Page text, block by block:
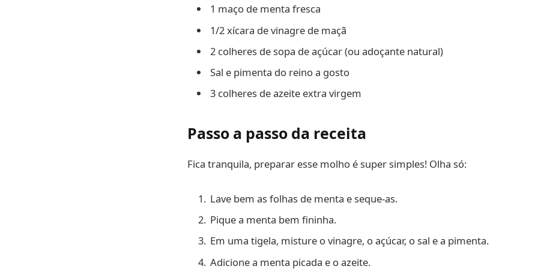
1 maço de menta fresca
1/2 xícara de vinagre de maçã
2 colheres de sopa de açúcar (ou adoçante natural)
Sal e pimenta do reino a gosto
3 colheres de azeite extra virgem
Passo a passo da receita
Fica tranquila, preparar esse molho é super simples! Olha só:
Lave bem as folhas de menta e seque-as.
Pique a menta bem fininha.
Em uma tigela, misture o vinagre, o açúcar, o sal e a pimenta.
Adicione a menta picada e o azeite.